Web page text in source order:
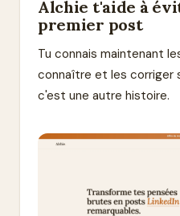
Alchie t'aide à
premier post
Tu connais maintenant
connaître et les corriger
c'est une autre histoire.